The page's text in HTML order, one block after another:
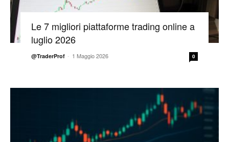
Le 7 migliori piattaforme trading online a
luglio 2026
@TraderProf - 1 Maggio 2026 0